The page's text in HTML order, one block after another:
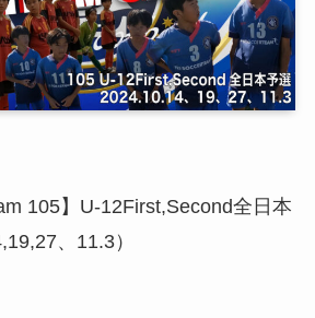
105】U-12First,Second全日本
、11.3）